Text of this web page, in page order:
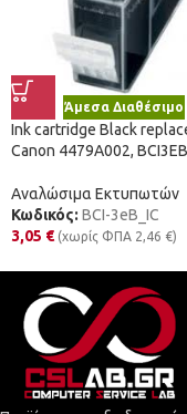
Άμεσα Διαθέσιμο
Ink cartridge Black
Canon 4479A002,
Αναλώσιμα Εκτυπωτών
Κωδικός: BCI-3eB_IC
3,05 € (χωρίς ΦΠΑ 2,46 €)